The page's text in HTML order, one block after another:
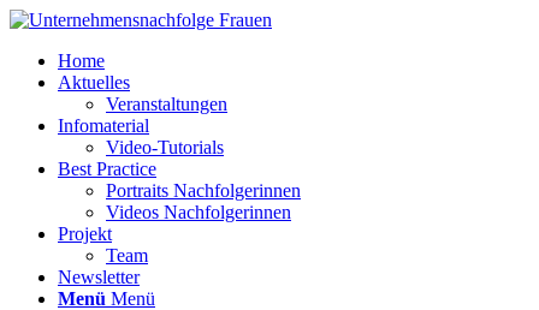
Home
Aktuelles
Veranstaltungen
Infomaterial
Video-Tutorials
Best Practice
Portraits Nachfolgerinnen
Videos Nachfolgerinnen
Projekt
Team
Newsletter
Menü Menü